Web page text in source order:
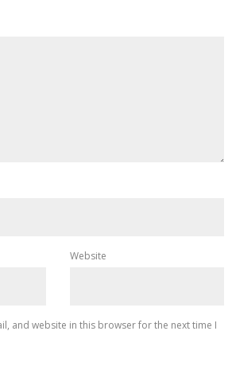
Website
and website in this browser for the next time I